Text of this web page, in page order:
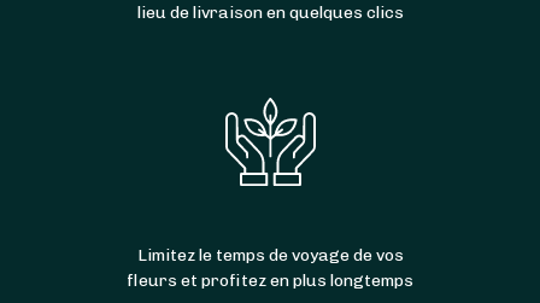
lieu de livraison en quelques clics
Limitez le temps de voyage de vos
fleurs et profitez en plus longtemps